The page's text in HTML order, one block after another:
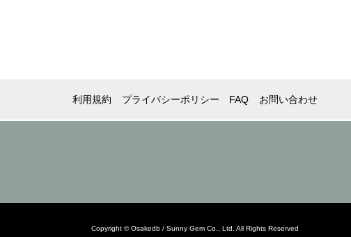
利用規約 プライバシーポリシー FAQ お問い合わせ
Copyright © Osakedb / Sunny Gem Co., Ltd. All Rights Reserved